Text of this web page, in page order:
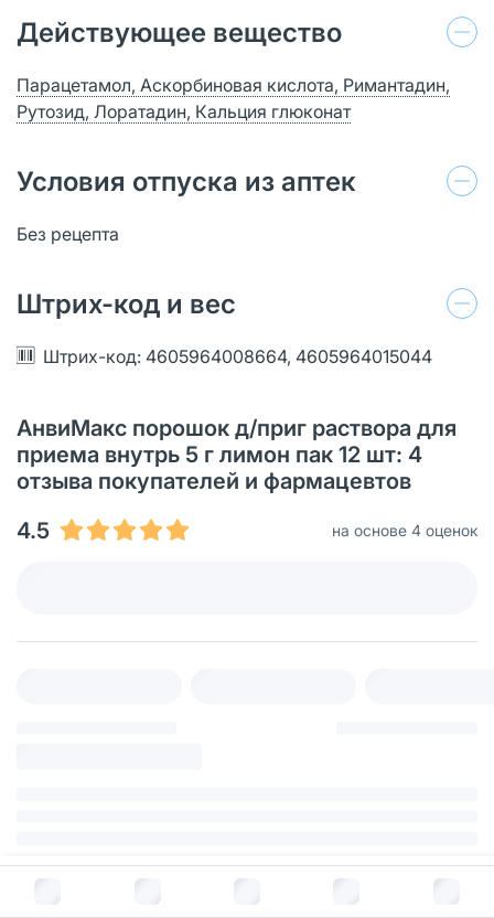
В корзину за руб.
Действующее вещество
Парацетамол, Аскорбиновая кислота, Римантадин,
Рутозид, Лоратадин, Кальция глюконат
Условия отпуска из аптек
Без рецепта
Штрих-код и вес
Штрих-код: 4605964008664, 4605964015044
АнвиМакс порошок д/приг раствора для
приема внутрь 5 г лимон пак 12 шт: 4
отзыва покупателей и фармацевтов
4.5
на основе 4 оценок